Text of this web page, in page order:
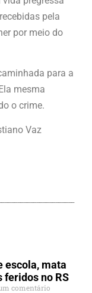
pela
por meio do
para a
mesma
o crime.
Vaz
escola, mata
feridos no RS
comentário